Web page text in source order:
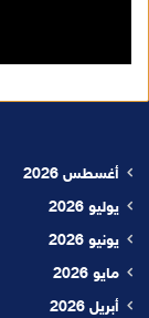
أغسطس 2026
يوليو 2026
يونيو 2026
مايو 2026
أبريل 2026